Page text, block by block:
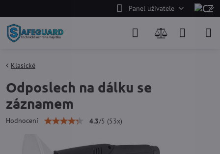
Panel uživatele
Klasické
Odposlech na dálku se
záznamem
Hodnocení 4.3/5 (53x)